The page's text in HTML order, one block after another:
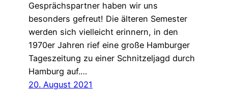
Gesprächspartner haben wir uns
besonders gefreut! Die älteren Semester
werden sich vielleicht erinnern, in den
1970er Jahren rief eine große Hamburger
Tageszeitung zu einer Schnitzeljagd durch
Hamburg auf.…
20. August 2021